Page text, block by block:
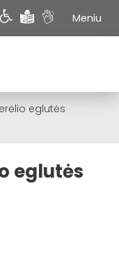
Meniu
eglutės
eglutės